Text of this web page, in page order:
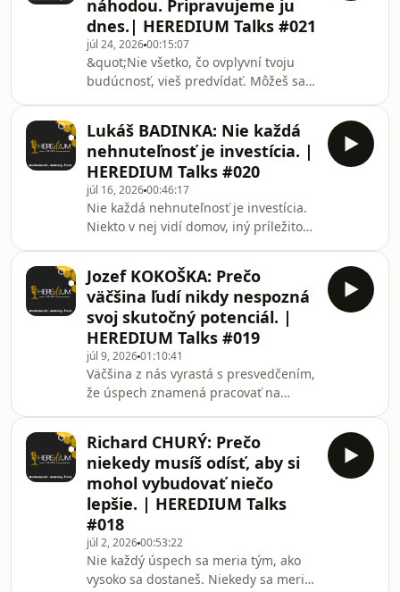
zodpovednosti jednotlivca.V tejto
epizóde HEREDIUM TALKS sme sa s
pediatričkou Kristínou Visolajskou
nerozprávali len o medicíne.
Rozprávali sme sa o rozhodnutiach,
ktoré sa nedajú odložiť. O
zodpovednosti l
náhodou. Pripravujeme ju
dnes.| HEREDIUM Talks #021
júl 24, 202600:15:07
&quot;Nie všetko, čo ovplyvní tvoju
budúcnosť, vieš predvídať. Môžeš sa
predtým. Umelá inteligencia,
ekonomika, podnikanie aj spôsob,
akým sa učíme a pracujeme,
prinášajú nové príležitosti aj nové
otázky.V tejto špeciálnej časti
HEREDIUM TALKS sa s vami Juraj
Richtárech delí o myšlienku, prečo
vznikol **HEREDIUM SUMMIT 2026**.
Nie a
Lukáš BADINKA: Nie každá
nehnuteľnosť je investícia. |
HEREDIUM Talks #020
júl 16, 202600:46:17
Nie každá nehnuteľnosť je investícia.
Niekto v nej vidí domov, iný príležitosť
priestore rodí hodnota.Lukáš Badinka
sa už viac ako desať rokov pohybuje
vo svete komerčných nehnuteľností –
od menších prenájmov až po
priemyselné haly v hodnote miliónov
eur. Namiesto rezidenčného trhu si
vybral prostredie, v ktorom denne
komunikuje s podnikateľmi,
investormi a sp
Jozef KOKOŠKA: Prečo
väčšina ľudí nikdy nespozná
svoj skutočný potenciál. |
HEREDIUM Talks #019
júl 9, 202601:10:41
Väčšina z nás vyrastá s presvedčením,
že úspech znamená pracovať na
o tom, čo sa stane, keď namiesto toho
začneme žiť cez svoje prirodzené silné
stránky.Jozef Kokoška strávil 25 rokov
vo veľkej medzinárodnej korporácii,
kde sa ako generálny riaditeľ
bulharskej pobočky prvýkrát naplno
stretol s metódou Gallup
CliftonStrengths. Táto skúsenosť mu
zmenila pohľad n
Richard CHURÝ: Prečo
niekedy musíš odísť, aby si
mohol vybudovať niečo
lepšie. | HEREDIUM Talks
#018
júl 2, 202600:53:22
Nie každý úspech sa meria tým, ako
vysoko sa dostaneš. Niekedy sa meria